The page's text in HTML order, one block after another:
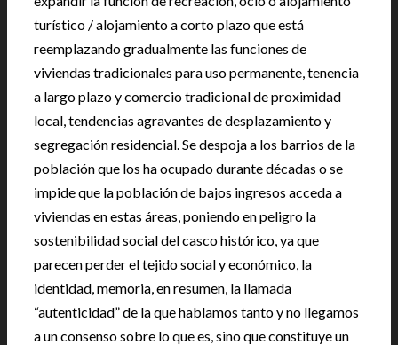
turístico / alojamiento a corto plazo que está
reemplazando gradualmente las funciones de
viviendas tradicionales para uso permanente, tenencia
a largo plazo y comercio tradicional de proximidad
local, tendencias agravantes de desplazamiento y
segregación residencial. Se despoja a los barrios de la
población que los ha ocupado durante décadas o se
impide que la población de bajos ingresos acceda a
viviendas en estas áreas, poniendo en peligro la
sostenibilidad social del casco histórico, ya que
parecen perder el tejido social y económico, la
identidad, memoria, en resumen, la llamada
“autenticidad” de la que hablamos tanto y no llegamos
a un consenso sobre lo que es, sino que constituye un